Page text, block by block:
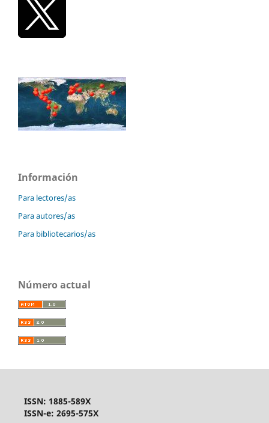
Información
Para lectores/as
Para autores/as
Para bibliotecarios/as
Número actual
ISSN: 1885-589X
ISSN-e: 2695-575X